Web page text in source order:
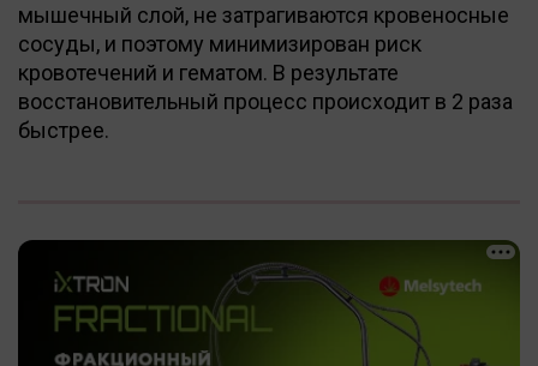
мышечный слой, не затрагиваются кровеносные
сосуды, и поэтому минимизирован риск
кровотечений и гематом. В результате
восстановительный процесс происходит в 2 раза
быстрее.